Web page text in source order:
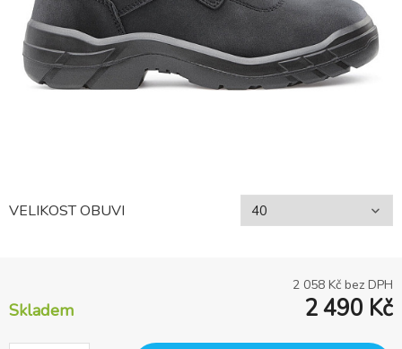
VELIKOST OBUVI
2 058 Kč bez DPH
Skladem 2 490 Kč